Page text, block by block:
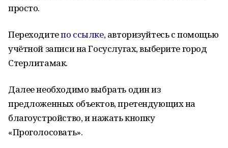
просто.
Переходитепо ссылке, авторизуйтесь с помощью
учётной записи на Госуслугах, выберите город
Стерлитамак.
Далее необходимо выбрать один из
предложенных объектов, претендующих на
благоустройство, и нажать кнопку
«Проголосовать».